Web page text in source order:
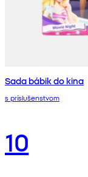
Sada bábik do kina
s príslušenstvom
10